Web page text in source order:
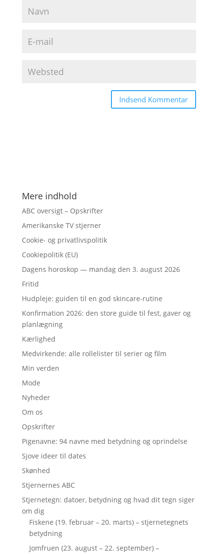
Mere indhold
ABC oversigt – Opskrifter
Amerikanske TV stjerner
Cookie- og privatlivspolitik
Cookiepolitik (EU)
Dagens horoskop — mandag den 3. august 2026
Fritid
Hudpleje: guiden til en god skincare-rutine
Konfirmation 2026: den store guide til fest, gaver og
planlægning
Kærlighed
Medvirkende: alle rollelister til serier og film
Min verden
Mode
Nyheder
Om os
Opskrifter
Pigenavne: 94 navne med betydning og oprindelse
Sjove ideer til dates
Skønhed
Stjernernes ABC
Stjernetegn: datoer, betydning og hvad dit tegn siger
om dig
Fiskene (19. februar – 20. marts) – stjernetegnets
betydning
Jomfruen (23. august – 22. september) –